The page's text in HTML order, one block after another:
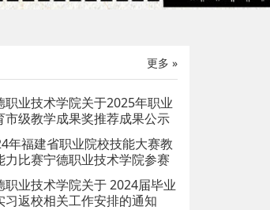
究所《关于举办2021年全
研讨会的通知》（教职所
2021-04-22
2021年4月21日晚，学校
长黄重、教务处处长何承
副处长吕大桂及全体教
黄戌霞主持。
更多 »
职业技术学院关于2025年职业
市级教学成果奖推荐成果公示
年福建省职业院校技能大赛教
力比赛宁德职业技术学院参赛
公示
职业技术学院关于 2024届毕业
习返校相关工作安排的通知